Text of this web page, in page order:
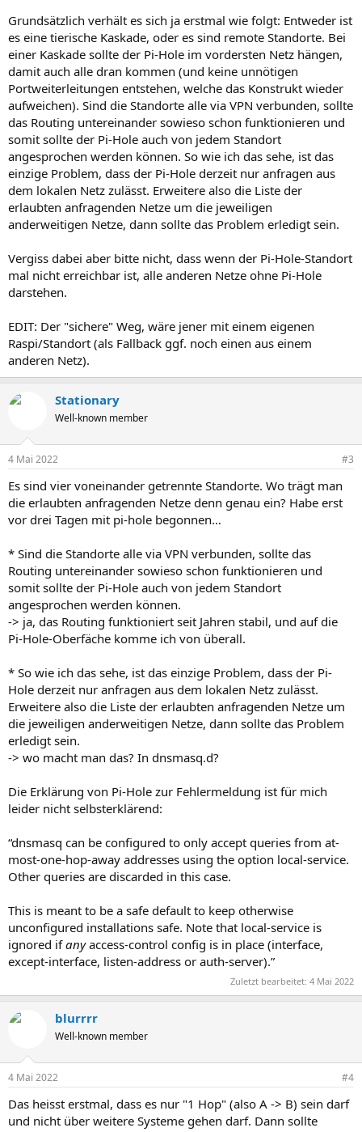
Grundsätzlich verhält es sich ja erstmal wie folgt: Entweder ist
es eine tierische Kaskade, oder es sind remote Standorte. Bei
einer Kaskade sollte der Pi-Hole im vordersten Netz hängen,
damit auch alle dran kommen (und keine unnötigen
Portweiterleitungen entstehen, welche das Konstrukt wieder
aufweichen). Sind die Standorte alle via VPN verbunden, sollte
das Routing untereinander sowieso schon funktionieren und
somit sollte der Pi-Hole auch von jedem Standort
angesprochen werden können. So wie ich das sehe, ist das
einzige Problem, dass der Pi-Hole derzeit nur anfragen aus
dem lokalen Netz zulässt. Erweitere also die Liste der
erlaubten anfragenden Netze um die jeweiligen
anderweitigen Netze, dann sollte das Problem erledigt sein.
Vergiss dabei aber bitte nicht, dass wenn der Pi-Hole-Standort
mal nicht erreichbar ist, alle anderen Netze ohne Pi-Hole
darstehen.
EDIT: Der "sichere" Weg, wäre jener mit einem eigenen
Raspi/Standort (als Fallback ggf. noch einen aus einem
anderen Netz).
Stationary
Well-known member
4 Mai 2022 #3
Es sind vier voneinander getrennte Standorte. Wo trägt man
die erlaubten anfragenden Netze denn genau ein? Habe erst
vor drei Tagen mit pi-hole begonnen…
* Sind die Standorte alle via VPN verbunden, sollte das
Routing untereinander sowieso schon funktionieren und
somit sollte der Pi-Hole auch von jedem Standort
angesprochen werden können.
-> ja, das Routing funktioniert seit Jahren stabil, und auf die
Pi-Hole-Oberfäche komme ich von überall.
* So wie ich das sehe, ist das einzige Problem, dass der Pi-
Hole derzeit nur anfragen aus dem lokalen Netz zulässt.
Erweitere also die Liste der erlaubten anfragenden Netze um
die jeweiligen anderweitigen Netze, dann sollte das Problem
erledigt sein.
-> wo macht man das? In dnsmasq.d?
Die Erklärung von Pi-Hole zur Fehlermeldung ist für mich
leider nicht selbsterklärend:
“dnsmasq can be configured to only accept queries from at-
most-one-hop-away addresses using the option local-service.
Other queries are discarded in this case.
This is meant to be a safe default to keep otherwise
unconfigured installations safe. Note that local-service is
ignored ifanyaccess-control config is in place (interface,
except-interface, listen-address or auth-server).”
Zuletzt bearbeitet: 4 Mai 2022
blurrrr
Well-known member
4 Mai 2022 #4
Das heisst erstmal, dass es nur "1 Hop" (also A -> B) sein darf
und nicht über weitere Systeme gehen darf. Dann sollte